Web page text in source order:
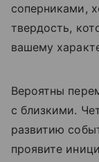
соперниками,
твердость,
вашему
Вероятны
с близкими.
развитию
проявите